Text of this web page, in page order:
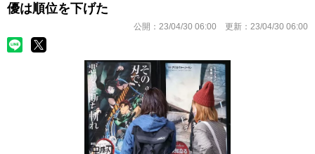
優は順位を下げた
公開： 23/04/30 06:00 更新： 23/04/30 06:00